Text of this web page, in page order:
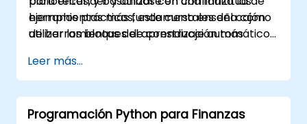
ejemplos prácticos, este curso enseña cómo
utilizar los bloques de construcción más
cómo tomar decisiones de modelado de
datos, interpretar las salidas de los algoritmos
y validar los resultados.
herramientas más fundamentales del cajón
de herramientas del aprendizaje automático
aplicaciones de Ciencia de Datos.
Leer más...
Programación Python para Finanzas